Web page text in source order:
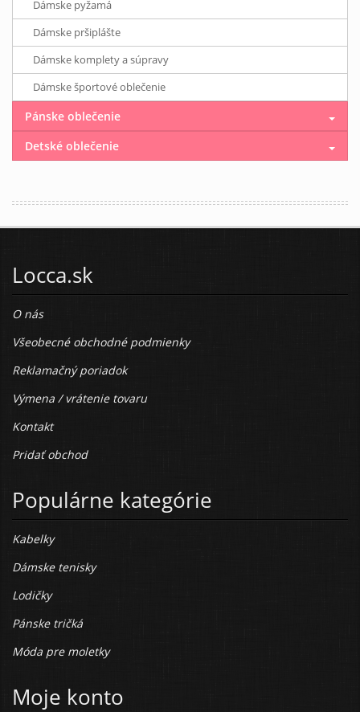
Dámske pyžamá
Dámske pršiplášte
Dámske komplety a súpravy
Dámske športové oblečenie
Pánske oblečenie
Detské oblečenie
Locca.sk
O nás
Všeobecné obchodné podmienky
Reklamačný poriadok
Výmena / vrátenie tovaru
Kontakt
Pridať obchod
Populárne kategórie
Kabelky
Dámske tenisky
Lodičky
Pánske tričká
Móda pre moletky
Moje konto